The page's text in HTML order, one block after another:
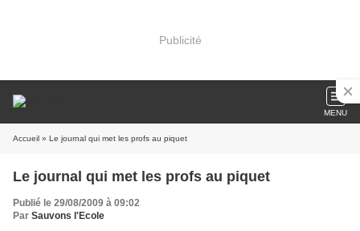
Publicité
MENU
Accueil » Le journal qui met les profs au piquet
Le journal qui met les profs au piquet
Publié le 29/08/2009 à 09:02
Par Sauvons l'Ecole